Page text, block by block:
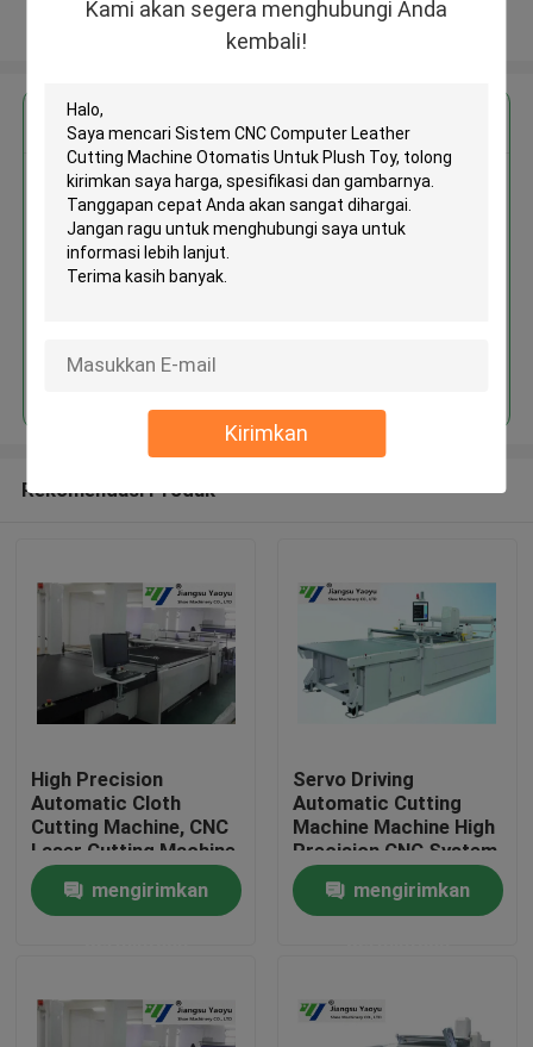
Kami akan segera menghubungi Anda
kembali!
Kirimkan
Rumah
Lihat Lebih
Dapatkan Harga Terbaik untuk
Sistem CNC Computer Leather
Cutting Machine Otomatis Untuk
Plush Toy
Rekomendasi Produk
High Precision
Automatic Cloth
Cutting Machine, CNC
Laser Cutting Machine
mengirimkan
Servo Driving
Automatic Cutting
Machine Machine High
Precision CNC System
mengirimkan